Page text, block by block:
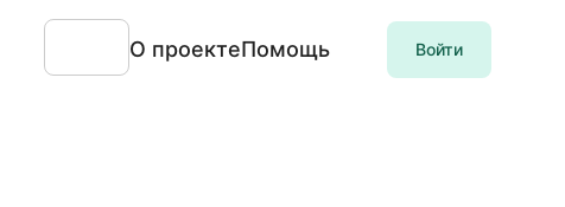
О проектеПомощь Войти